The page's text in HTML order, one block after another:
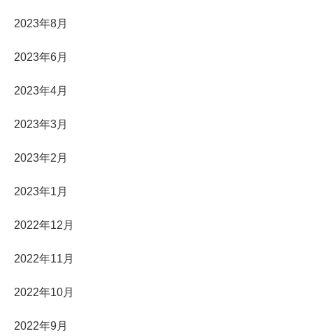
2023年8月
2023年6月
2023年4月
2023年3月
2023年2月
2023年1月
2022年12月
2022年11月
2022年10月
2022年9月